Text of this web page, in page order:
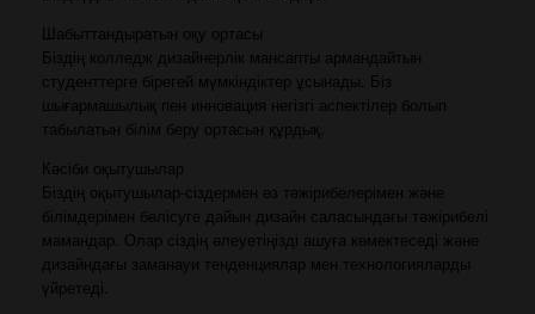
Шабыттандыратын оқу ортасы
Біздің колледж дизайнерлік мансапты армандайтын
студенттерге бірегей мүмкіндіктер ұсынады. Біз
шығармашылық пен инновация негізгі аспектілер болып
табылатын білім беру ортасын құрдық.
Кәсіби оқытушылар
Біздің оқытушылар-сіздермен өз тәжірибелерімен және
білімдерімен бөлісуге дайын дизайн саласындағы тәжірибелі
мамандар. Олар сіздің әлеуетіңізді ашуға көмектеседі және
дизайндағы заманауи тенденциялар мен технологияларды
үйретеді.